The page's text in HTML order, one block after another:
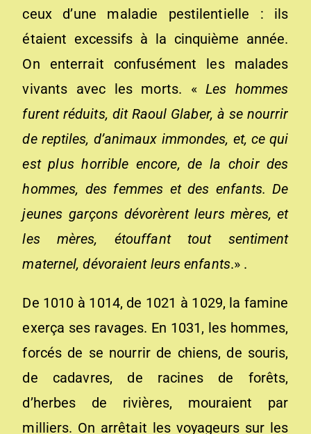
ceux d’une maladie pestilentielle : ils
étaient excessifs à la cinquième année.
On enterrait confusément les malades
vivants avec les morts. «Les hommes
furent réduits, dit Raoul Glaber, à se nourrir
de reptiles, d’animaux immondes, et, ce qui
est plus horrible encore, de la choir des
hommes, des femmes et des enfants. De
jeunes garçons dévorèrent leurs mères, et
les mères, étouffant tout sentiment
maternel, dévoraient leurs enfants.» .
De 1010 à 1014, de 1021 à 1029, la famine
exerça ses ravages. En 1031, les hommes,
forcés de se nourrir de chiens, de souris,
de cadavres, de racines de forêts,
d’herbes de rivières, mouraient par
milliers. On arrêtait les voyageurs sur les